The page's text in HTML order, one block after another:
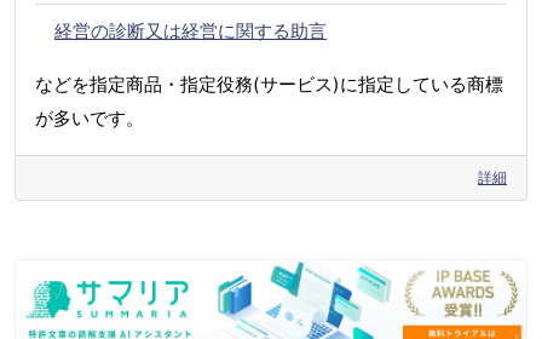
経営の診断又は経営に関する助言
などを指定商品・指定役務(サービス)に指定している商標
が多いです。
詳細